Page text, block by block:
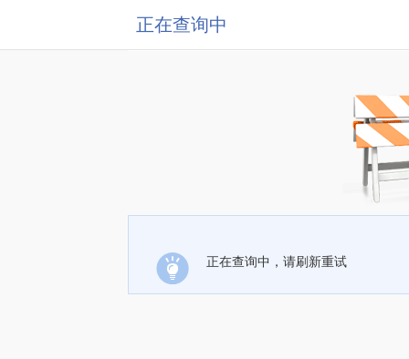
正在查询中
正在查询中，请刷新重试